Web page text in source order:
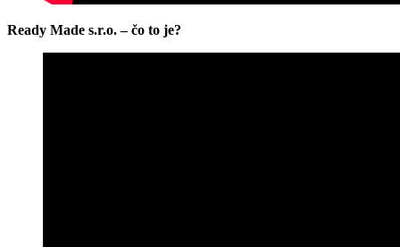
Ready Made s.r.o. – čo to je?